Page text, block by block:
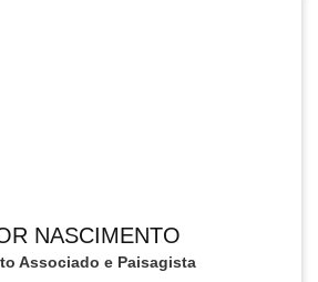
NASCIMENTO
Associado e Paisagista